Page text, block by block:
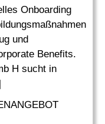
Onboarding
und
Benefits.
H sucht in